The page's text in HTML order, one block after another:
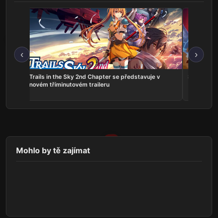
‹
Trails in the Sky 2nd Chapter se představuje v
novém tříminutovém traileru
Serious
›
Mohlo by tě zajímat